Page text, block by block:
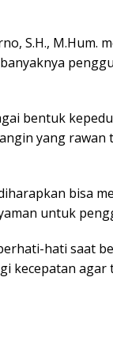
S.H., M.Hum.
bentuk
yang rawan
bisa
untuk
hati saat
kecepatan agar